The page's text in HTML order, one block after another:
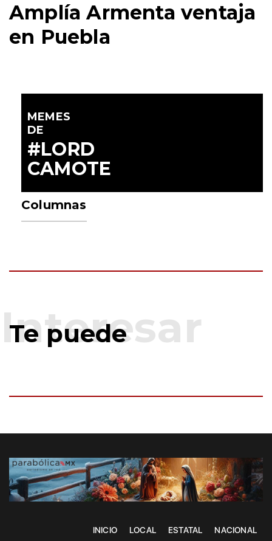
Amplía Armenta ventaja
en Puebla
MEMES
DE
#LORD
CAMOTE
Columnas
Te puede
INICIO LOCAL ESTATAL NACIONAL